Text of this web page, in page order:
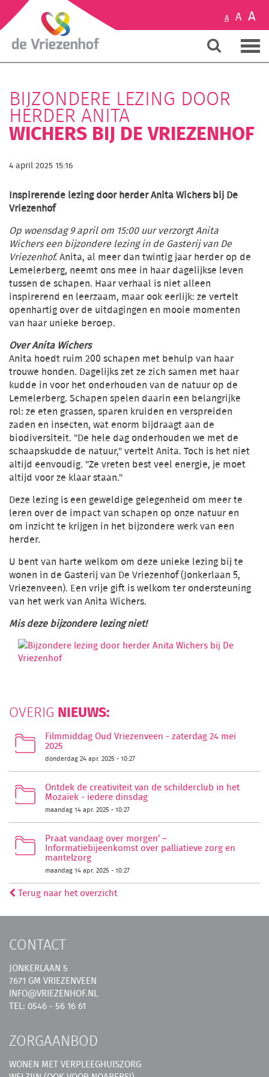
A A A
BIJZONDERE LEZING DOOR
HERDER ANITA
WICHERS BIJ DE VRIEZENHOF
4 april 2025 15:16
Inspirerende lezing door herder Anita Wichers bij De
Vriezenhof
Op woensdag 9 april om 15:00 uur verzorgt Anita
Wichers een bijzondere lezing in de Gasterij van De
Vriezenhof.Anita, al meer dan twintig jaar herder op de
Lemelerberg, neemt ons mee in haar dagelijkse leven
tussen de schapen. Haar verhaal is niet alleen
inspirerend en leerzaam, maar ook eerlijk: ze vertelt
openhartig over de uitdagingen en mooie momenten
van haar unieke beroep.
Over Anita Wichers
Anita hoedt ruim 200 schapen met behulp van haar
trouwe honden. Dagelijks zet ze zich samen met haar
kudde in voor het onderhouden van de natuur op de
Lemelerberg. Schapen spelen daarin een belangrijke
rol: ze eten grassen, sparen kruiden en verspreiden
zaden en insecten, wat enorm bijdraagt aan de
biodiversiteit. "De hele dag onderhouden we met de
schaapskudde de natuur," vertelt Anita. Toch is het niet
altijd eenvoudig. "Ze vreten best veel energie, je moet
altijd voor ze klaar staan."
Deze lezing is een geweldige gelegenheid om meer te
leren over de impact van schapen op onze natuur en
om inzicht te krijgen in het bijzondere werk van een
herder.
U bent van harte welkom om deze unieke lezing bij te
wonen in de Gasterij van De Vriezenhof (Jonkerlaan 5,
Vriezenveen). Een vrije gift is welkom ter ondersteuning
van het werk van Anita Wichers.
Mis deze bijzondere lezing niet!
OVERIG NIEUWS:
Filmmiddag Oud Vriezenveen - zaterdag 24 mei
2025
donderdag 24 apr. 2025 - 10:27
Ontdek de creativiteit van de schilderclub in het
Mozaïek - iedere dinsdag
maandag 14 apr. 2025 - 10:27
Praat vandaag over morgen’ –
Informatiebijeenkomst over palliatieve zorg en
mantelzorg
maandag 14 apr. 2025 - 10:27
Terug naar het overzicht
CONTACT
JONKERLAAN 5
7671 GM VRIEZENVEEN
INFO@VRIEZENHOF.NL
TEL: 0546 - 56 16 61
ZORGAANBOD
WONEN MET VERPLEEGHUISZORG